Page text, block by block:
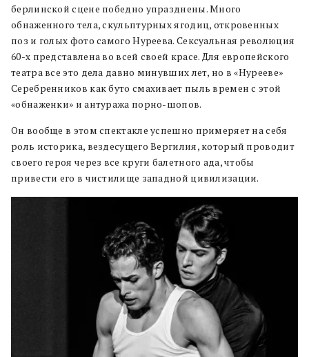
берлинской сцене победно упразднены. Много
обнаженного тела, скульптурных ягодиц, откровенных
поз и голых фото самого Нуреева. Сексуальная революция
60-х представлена во всей своей красе. Для европейского
театра все это дела давно минувших лет, но в «Нурееве»
Серебренников как буто смахивает пыль времен с этой
«обнаженки» и антуража порно-шопов.
Он вообще в этом спектакле успешно примеряет на себя
роль историка, вездесущего Вергилия, который проводит
своего героя через все круги балетного ада, чтобы
привести его в чистилище западной цивилизации.